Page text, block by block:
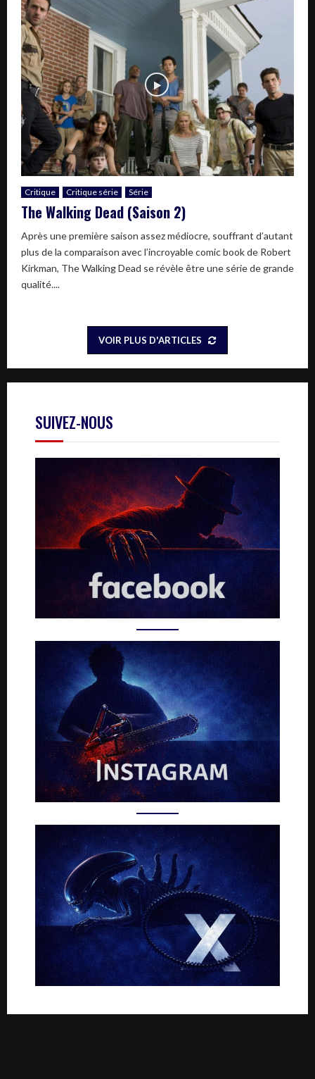
Critique Critique série Série
The Walking Dead (Saison 2)
Après une première saison assez médiocre, souffrant d’autant
plus de la comparaison avec l’incroyable comic book de Robert
Kirkman, The Walking Dead se révèle être une série de grande
qualité....
VOIR PLUS D'ARTICLES
SUIVEZ-NOUS